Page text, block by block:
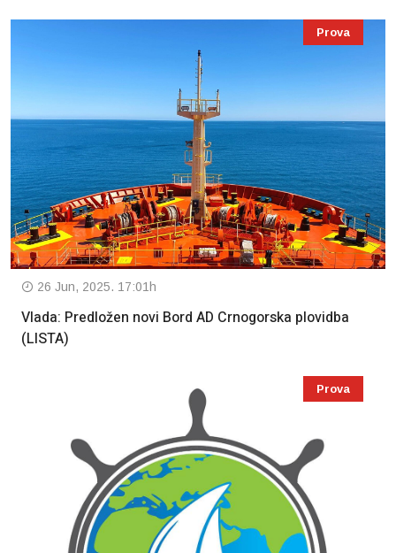
Prova
26 Jun, 2025. 17:01h
Vlada: Predložen novi Bord AD Crnogorska plovidba
(LISTA)
Prova